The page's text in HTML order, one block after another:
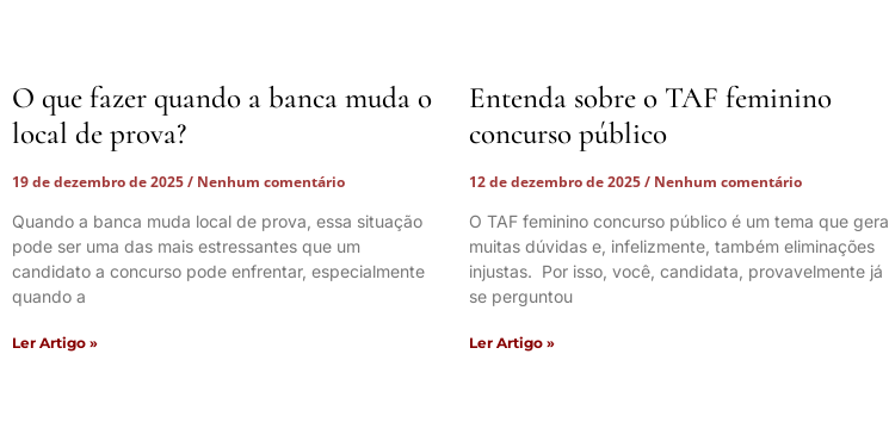
O que fazer quando a banca muda o
local de prova?
19 de dezembro de 2025
Nenhum comentário
Quando a banca muda local de prova, essa situação
pode ser uma das mais estressantes que um
candidato a concurso pode enfrentar, especialmente
quando a
Ler Artigo »
Entenda sobre o TAF feminino
concurso público
12 de dezembro de 2025 Nenhum comentário
O TAF feminino concurso público é um tema que gera
muitas dúvidas e, infelizmente, também eliminações
injustas. Por isso, você, candidata, provavelmente já
se perguntou
Ler Artigo »